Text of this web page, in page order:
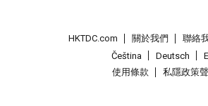
HKTDC.com 關於我們 聯絡
Čeština
Deutsch
使用條款
私隱政策